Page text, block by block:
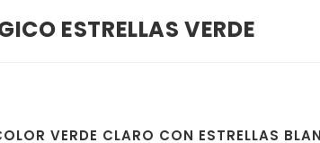
ESTRELLAS VERDE
VERDE CLARO CON ESTRELLAS